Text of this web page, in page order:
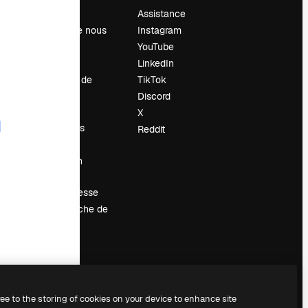
À propos de nous
Tendances de
Événements
Vendre mon
Salle de presse
À la recherche de
Assistance
Instagram
YouTube
LinkedIn
TikTok
Discord
X
Reddit
to the storing of cookies on your device to enhance site